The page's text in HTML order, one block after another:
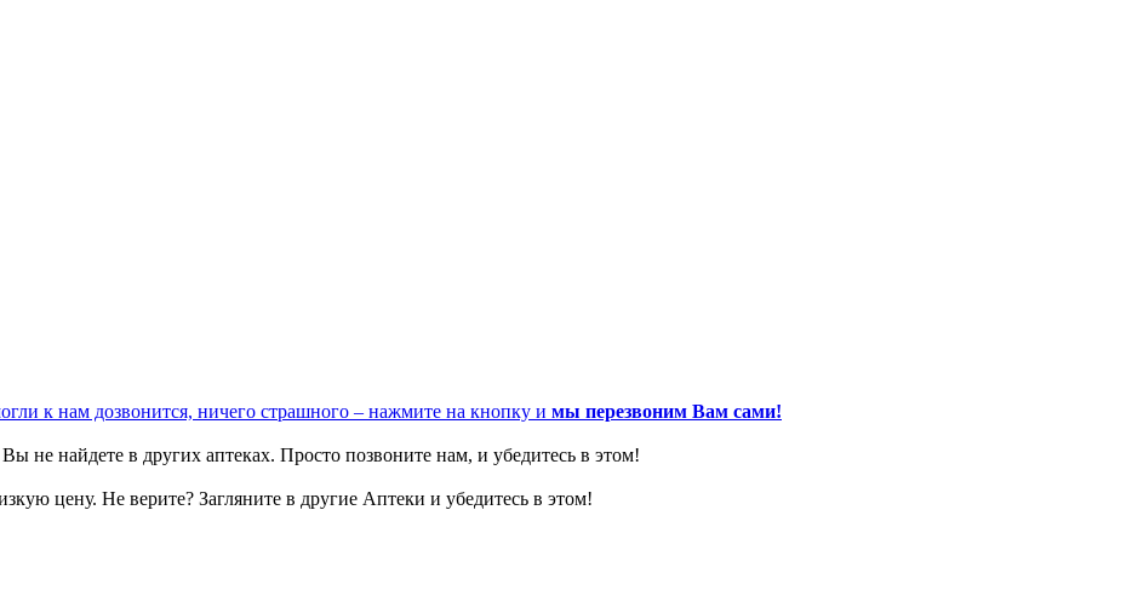
к нам дозвонится, ничего страшного – нажмите на кнопку и мы перезвоним Вам сами!
не найдете в других аптеках. Просто позвоните нам, и убедитесь в этом!
цену. Не верите? Загляните в другие Аптеки и убедитесь в этом!